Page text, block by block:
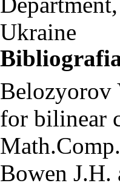
Ukraine
Belozyorov
for bilinear
Bowen J.H.